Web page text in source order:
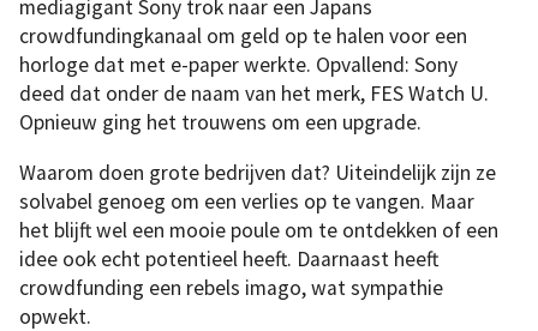
mediagigant Sony trok naar een Japans
crowdfundingkanaal om geld op te halen voor een
horloge dat met e-paper werkte. Opvallend: Sony
deed dat onder de naam van het merk, FES Watch U.
Opnieuw ging het trouwens om een upgrade.
Waarom doen grote bedrijven dat? Uiteindelijk zijn ze
solvabel genoeg om een verlies op te vangen. Maar
het blijft wel een mooie poule om te ontdekken of een
idee ook echt potentieel heeft. Daarnaast heeft
crowdfunding een rebels imago, wat sympathie
opwekt.